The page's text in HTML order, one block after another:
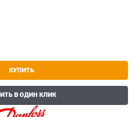
КУПИТЬ
В ОДИН КЛИК